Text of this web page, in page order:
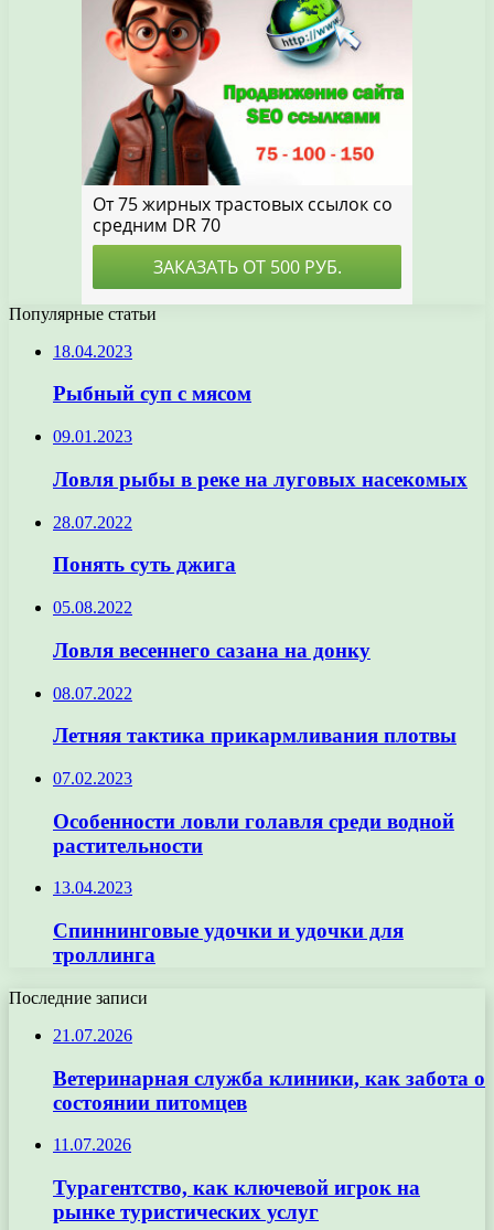
Популярные статьи
18.04.2023
Рыбный суп с мясом
09.01.2023
Ловля рыбы в реке на луговых насекомых
28.07.2022
Понять суть джига
05.08.2022
Ловля весеннего сазана на донку
08.07.2022
Летняя тактика прикармливания плотвы
07.02.2023
Особенности ловли голавля среди водной
растительности
13.04.2023
Спиннинговые удочки и удочки для
троллинга
Последние записи
21.07.2026
Ветеринарная служба клиники, как забота о
состоянии питомцев
11.07.2026
Турагентство, как ключевой игрок на
рынке туристических услуг